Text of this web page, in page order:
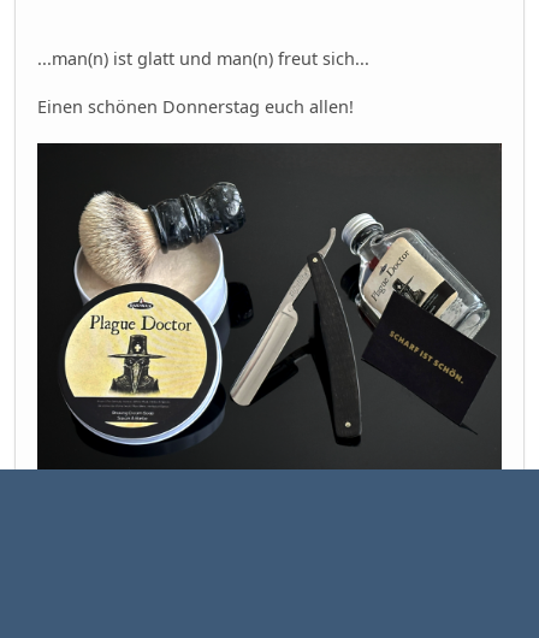
...man(n) ist glatt und man(n) freut sich...
Einen schönen Donnerstag euch allen!